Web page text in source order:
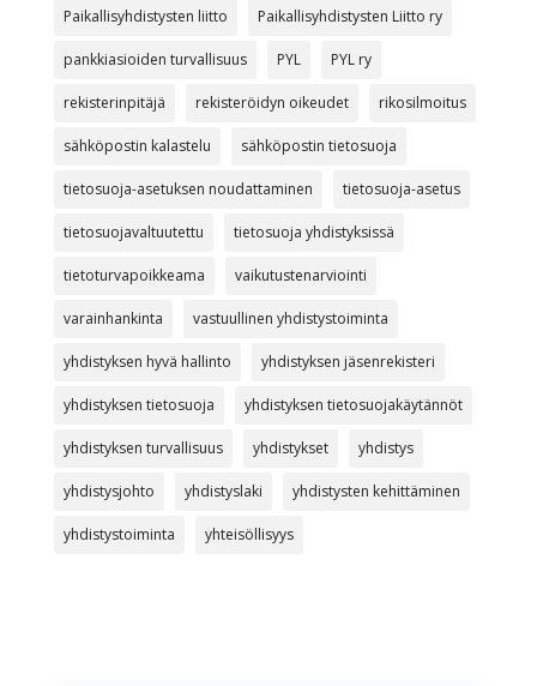
Paikallisyhdistysten liitto Paikallisyhdistysten Liitto ry
pankkiasioiden turvallisuus PYL PYL ry
rekisterinpitäjä rekisteröidyn oikeudet rikosilmoitus
sähköpostin kalastelu sähköpostin tietosuoja
tietosuoja-asetuksen noudattaminen tietosuoja-asetus
tietosuojavaltuutettu tietosuoja yhdistyksissä
tietoturvapoikkeama vaikutustenarviointi
varainhankinta vastuullinen yhdistystoiminta
yhdistyksen hyvä hallinto yhdistyksen jäsenrekisteri
yhdistyksen tietosuoja yhdistyksen tietosuojakäytännöt
yhdistyksen turvallisuus yhdistykset yhdistys
yhdistysjohto yhdistyslaki yhdistysten kehittäminen
yhdistystoiminta yhteisöllisyys